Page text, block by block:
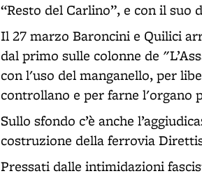
“Resto del Carlino”, e con il
Il 27 marzo Baroncini e Quilici
dal primo sulle colonne de
con l'uso del manganello, per
controllano e per farne l'organo
Sullo sfondo c’è anche
costruzione della ferrovia
Pressati dalle intimidazioni